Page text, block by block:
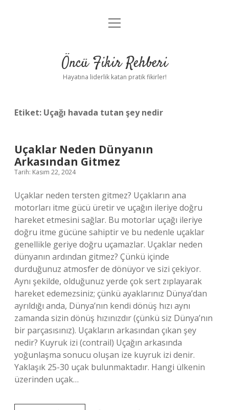
Anasayfa
Yasal Uyarı
menüyü
Öncü Fikir Rehberi
Hayatına liderlik katan pratik fikirler!
Etiket: Uçağı havada tutan şey nedir
Uçaklar Neden Dünyanın
Arkasından Gitmez
Tarih: Kasım 22, 2024
Uçaklar neden tersten gitmez? Uçakların ana
motorları itme gücü üretir ve uçağın ileriye doğru
hareket etmesini sağlar. Bu motorlar uçağı ileriye
doğru itme gücüne sahiptir ve bu nedenle uçaklar
genellikle geriye doğru uçamazlar. Uçaklar neden
dünyanın ardından gitmez? Çünkü içinde
durduğunuz atmosfer de dönüyor ve sizi çekiyor.
Aynı şekilde, olduğunuz yerde çok sert zıplayarak
hareket edemezsiniz; çünkü ayaklarınız Dünya’dan
ayrıldığı anda, Dünya’nın kendi dönüş hızı aynı
zamanda sizin dönüş hızınızdır (çünkü siz Dünya’nın
bir parçasısınız). Uçakların arkasından çıkan şey
nedir? Kuyruk izi (contrail) Uçağın arkasında
yoğunlaşma sonucu oluşan ize kuyruk izi denir.
Yaklaşık 25-30 uçak bulunmaktadır. Hangi ülkenin
üzerinden uçak…